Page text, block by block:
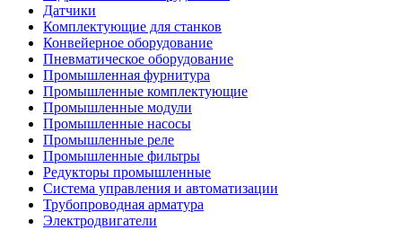
Датчики
Комплектующие для станков
Конвейерное оборудование
Пневматическое оборудование
Промышленная фурнитура
Промышленные комплектующие
Промышленные модули
Промышленные насосы
Промышленные реле
Промышленные фильтры
Редукторы промышленные
Система управления и автоматизации
Трубопроводная арматура
Электродвигатели